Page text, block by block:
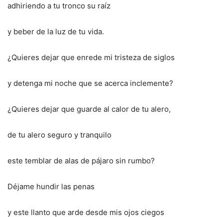
adhiriendo a tu tronco su raíz
y beber de la luz de tu vida.
¿Quieres dejar que enrede mi tristeza de siglos
y detenga mi noche que se acerca inclemente?
¿Quieres dejar que guarde al calor de tu alero,
de tu alero seguro y tranquilo
este temblar de alas de pájaro sin rumbo?
Déjame hundir las penas
y este llanto que arde desde mis ojos ciegos